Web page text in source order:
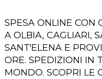
SPESA ONLINE CON
A OLBIA, CAGLIARI,
SANT'ELENA E
ORE. SPEDIZIONI IN
MONDO. SCOPRI LE